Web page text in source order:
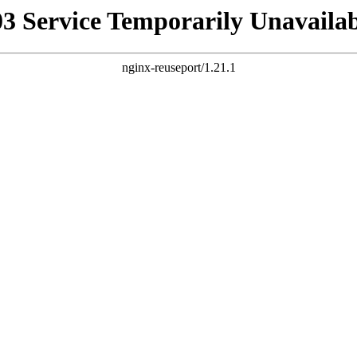
Service Temporarily
nginx-reuseport/1.21.1